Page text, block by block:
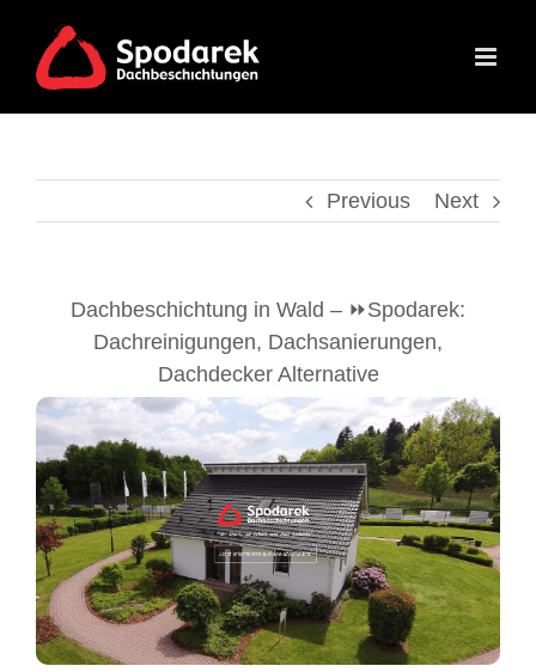
content
Previous Next
Dachbeschichtung in Wald – ⏩Spodarek:
Dachreinigungen, Dachsanierungen,
Dachdecker Alternative